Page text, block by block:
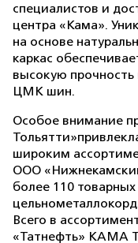
специалистов и
центра «Кама».
на основе
каркас
высокую
ЦМК шин.
Особое внимание
широким
ООО
более 110
Всего в
«Татнефть» КАМА